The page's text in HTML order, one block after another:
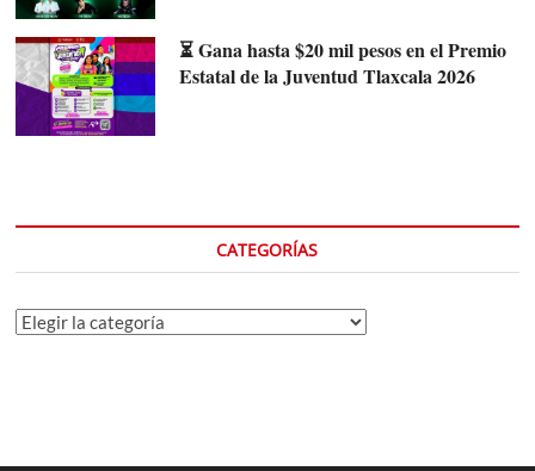
⏳ Gana hasta $20 mil pesos en el Premio
Estatal de la Juventud Tlaxcala 2026
CATEGORÍAS
Categorías